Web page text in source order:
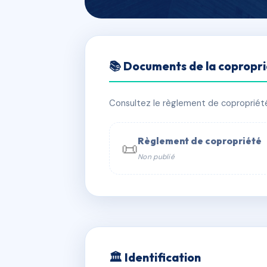
HOTEL LE
📍 70 avenue des Célestins 03200
📞 Contacter Syndic Digital
📚 Documents de la
Consultez le règlement de
📜Règlement de copropriété
Non publié
🏛 Identification